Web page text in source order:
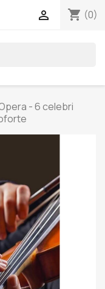
shopping_cart (0)

- 6 celebri